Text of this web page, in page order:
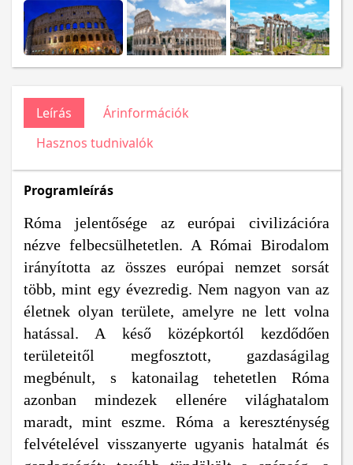
Leírás
Árinformációk
Hasznos tudnivalók
Programleírás
Róma jelentősége az európai civilizációra
nézve felbecsülhetetlen. A Római Birodalom
irányította az összes európai nemzet sorsát
több, mint egy évezredig. Nem nagyon van az
életnek olyan területe, amelyre ne lett volna
hatással. A késő középkortól kezdődően
területeitől megfosztott, gazdaságilag
megbénult, s katonailag tehetetlen Róma
azonban mindezek ellenére világhatalom
maradt, mint eszme. Róma a kereszténység
felvételével visszanyerte ugyanis hatalmát és